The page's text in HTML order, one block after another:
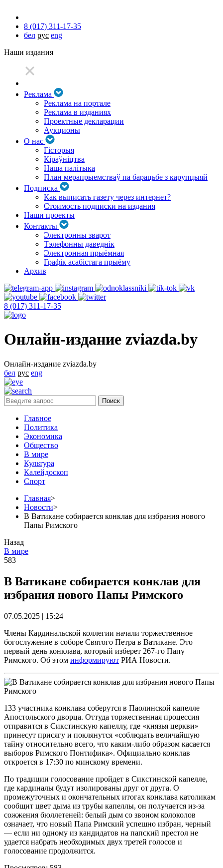
8 (017) 311-17-35
бел рус eng
Наши издания
Реклама
Реклама на портале
Реклама в изданиях
Проектные декларации
Аукционы
О нас
Гісторыя
Кіраўніцтва
Наша палітыка
План мерапрыемстваў па барацьбе з карупцыяй
Подписка
Как выписать газету через интернет?
Стоимость подписки на издания
Наши проекты
Контакты
Электронны зварот
Тэлефонны даведнік
Электронная прыёмная
Графік асабістага прыёму
Архив
8 (017) 311-17-35
Онлайн-издание zviazda.by
Онлайн-издание zviazda.by
бел рус eng
Главное
Политика
Экономика
Общество
В мире
Культура
Калейдоскоп
Спорт
Главная>
Новости>
В Ватикане собирается конклав для избрания нового
Папы Римского
Назад
В мире
583
В Ватикане собирается конклав для
избрания нового Папы Римского
07.05.2025 | 15:24
Члены Кардинальской коллегии начали торжественное
богослужение в соборе Святого Петра в Ватикане. Это
первый день конклава, который изберет 267-го Папу
Римского. Об этом информируют РИА Новости.
133 участника конклава соберутся в Паолинской капелле
Апостольского дворца. Оттуда торжественная процессия
отправится в Сикстинскую капеллу, где «князья церкви»
принесут присягу и поклянутся «соблюдать величайшую
тайну относительно всего, что каким-либо образом касается
выборов Римского Понтифика». Официально конклав
откроется в 17:30 по минскому времени.
По традиции голосование пройдет в Сикстинской капелле,
где кардиналы будут изолированы друг от друга. О
промежуточных и окончательных итогах конклава католикам
сообщит цвет дыма из трубы капеллы, он получается из-за
сожжения бюллетеней: белый дым со звоном колоколов
означает, что новый Папа Римский успешно избран, черный
— если ни одному из кандидатов на папский престол не
удается набрать необходимых двух третей голосов и
голосование продолжится.